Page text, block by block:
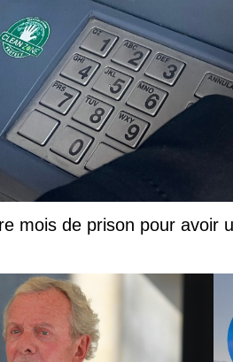
mois de prison pour avoir